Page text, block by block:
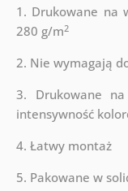
1. Drukowane na
280 g/m2
2. Nie wymagają
3. Drukowane
intensywność
4. Łatwy montaż
5. Pakowane w